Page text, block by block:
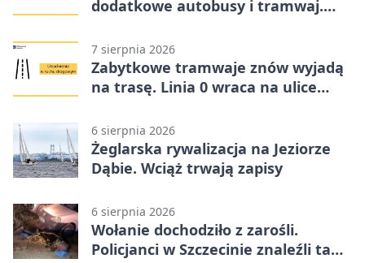
dodatkowe autobusy i tramwaj.
7 sierpnia 2026
Zabytkowe tramwaje znów wyjadą
na trasę. Linia 0 wraca na ulice
6 sierpnia 2026
Żeglarska rywalizacja na Jeziorze
Dąbie. Wciąż trwają zapisy
6 sierpnia 2026
Wołanie dochodziło z zarośli.
Policjanci w Szczecinie znaleźli tam